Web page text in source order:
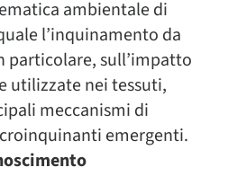
ambientale di
l’inquinamento da
particolare, sull’impatto
utilizzate nei tessuti,
meccanismi di
emergenti.